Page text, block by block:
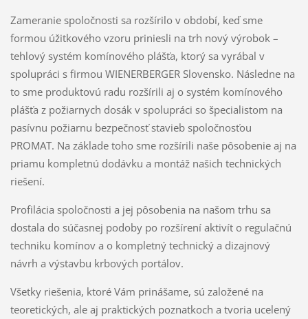
Zameranie spoločnosti sa rozšírilo v období, keď sme
formou úžitkového vzoru priniesli na trh nový výrobok –
tehlový systém komínového plášťa, ktorý sa vyrábal v
spolupráci s firmou WIENERBERGER Slovensko. Následne na
to sme produktovú radu rozšírili aj o systém komínového
plášťa z požiarnych dosák v spolupráci so špecialistom na
pasívnu požiarnu bezpečnosť stavieb spoločnosťou
PROMAT. Na základe toho sme rozšírili naše pôsobenie aj na
priamu kompletnú dodávku a montáž našich technických
riešení.
Profilácia spoločnosti a jej pôsobenia na našom trhu sa
dostala do súčasnej podoby po rozšírení aktivít o regulačnú
techniku komínov a o kompletný technický a dizajnový
návrh a výstavbu krbových portálov.
Všetky riešenia, ktoré Vám prinášame, sú založené na
teoretických, ale aj praktických poznatkoch a tvoria ucelený